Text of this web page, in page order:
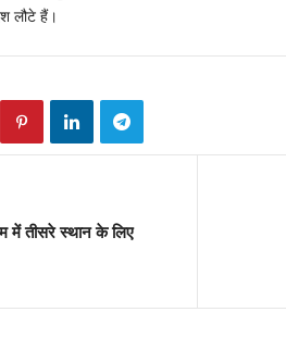
लौटे हैं।
में तीसरे स्थान के लिए